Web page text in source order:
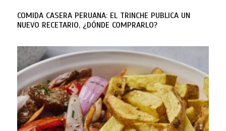
COMIDA CASERA PERUANA: EL TRINCHE PUBLICA UN
NUEVO RECETARIO, ¿DÓNDE COMPRARLO?